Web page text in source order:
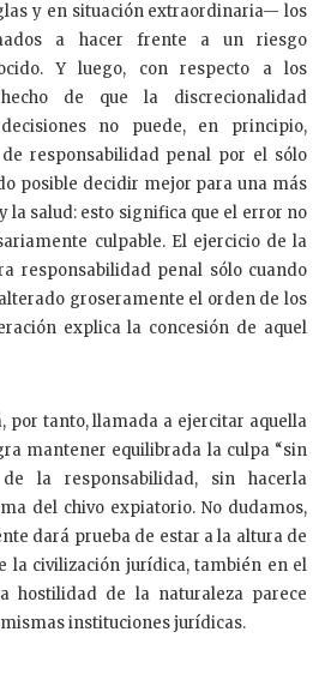
y en situación extraordinaria— los
a hacer frente a un riesgo
Y luego, con respecto a los
de que la discrecionalidad
no puede, en principio,
responsabilidad penal por el sólo
posible decidir mejor para una más
la salud: esto significa que el error no
culpable. El ejercicio de la
responsabilidad penal sólo cuando
groseramente el orden de los
explica la concesión de aquel
por tanto, llamada a ejercitar aquella
mantener equilibrada la culpa “sin
la responsabilidad, sin hacerla
del chivo expiatorio. No dudamos,
dará prueba de estar a la altura de
la civilización jurídica, también en el
hostilidad de la naturaleza parece
instituciones jurídicas.